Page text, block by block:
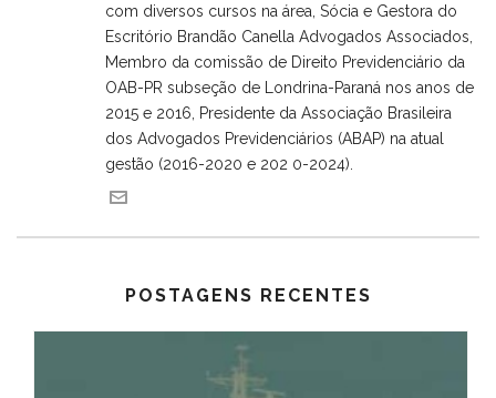
com diversos cursos na área, Sócia e Gestora do
Escritório Brandão Canella Advogados Associados,
Membro da comissão de Direito Previdenciário da
OAB-PR subseção de Londrina-Paraná nos anos de
2015 e 2016, Presidente da Associação Brasileira
dos Advogados Previdenciários (ABAP) na atual
gestão (2016-2020 e 202 0-2024).
POSTAGENS RECENTES